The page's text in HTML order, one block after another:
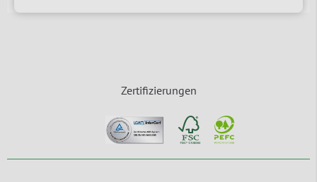
Zertifizierungen